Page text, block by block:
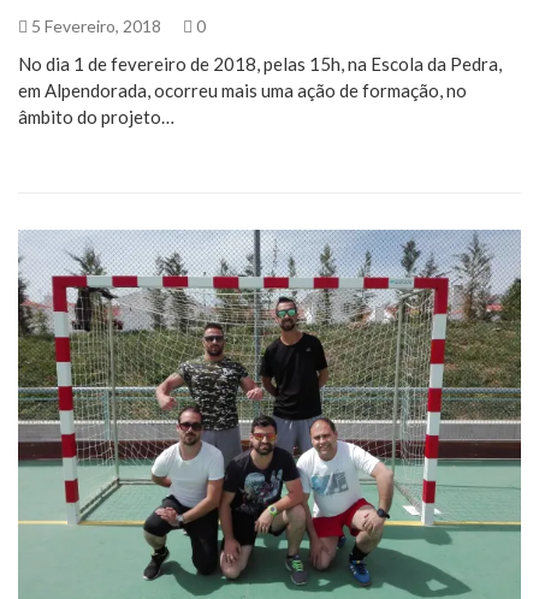
5 Fevereiro, 2018 0
No dia 1 de fevereiro de 2018, pelas 15h, na Escola da Pedra,
em Alpendorada, ocorreu mais uma ação de formação, no
âmbito do projeto…